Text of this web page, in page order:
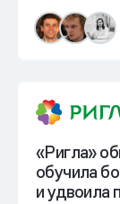
«Ригла»
обучила
иудвоила